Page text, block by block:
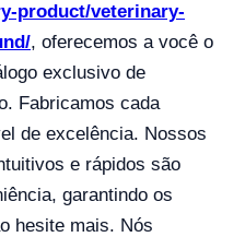
product/veterinary-
, oferecemos a você o
exclusivo de
Fabricamos cada
de excelência. Nossos
e rápidos são
garantindo os
hesite mais. Nós